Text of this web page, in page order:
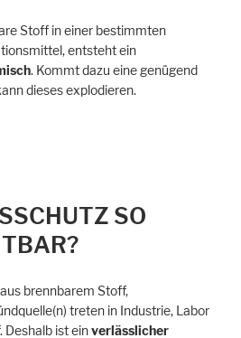
Stoff in einer bestimmten
entsteht ein
. Kommt dazu eine genügend
dieses explodieren.
SO
brennbarem Stoff,
treten in Industrie, Labor
Deshalb ist einverlässlicher